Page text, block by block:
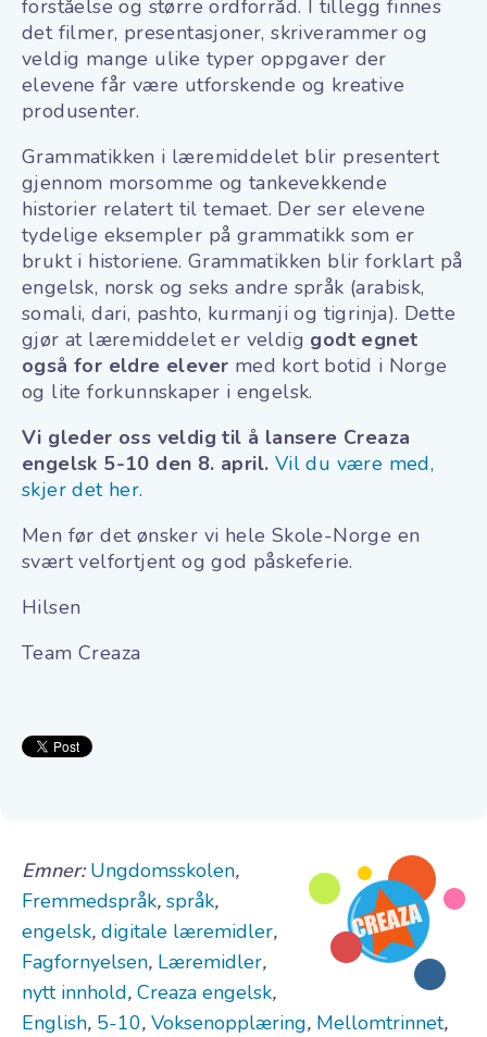
forståelse og større ordforråd. I tillegg finnes
det filmer, presentasjoner, skriverammer og
veldig mange ulike typer oppgaver der
elevene får være utforskende og kreative
produsenter.
Grammatikken i læremiddelet blir presentert
gjennom morsomme og tankevekkende
historier relatert til temaet. Der ser elevene
tydelige eksempler på grammatikk som er
brukt i historiene. Grammatikken blir forklart på
engelsk, norsk og seks andre språk (arabisk,
somali, dari, pashto, kurmanji og tigrinja). Dette
gjør at læremiddelet er veldig godt egnet
også for eldre elever med kort botid i Norge
og lite forkunnskaper i engelsk.
Vi gleder oss veldig til å lansere Creaza
engelsk 5-10 den 8. april. Vil du være med,
skjer det her.
Men før det ønsker vi hele Skole-Norge en
svært velfortjent og god påskeferie.
Hilsen
Team Creaza
Emner:Ungdomsskolen,
Fremmedspråk, språk,
engelsk, digitale læremidler,
Fagfornyelsen, Læremidler,
nytt innhold, Creaza engelsk,
English, 5-10, Voksenopplæring, Mellomtrinnet,